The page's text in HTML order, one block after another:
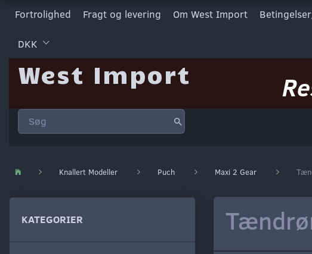
Fortrolighed Fragt og levering Om West Import
DKK
West Import
Knallert Modeller Puch Maxi 2 Gear
KATEGORIER